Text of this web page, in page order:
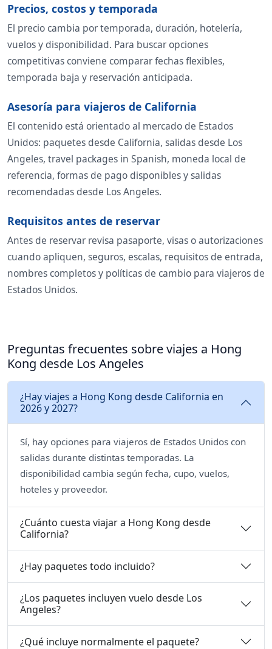
Precios, costos y temporada
El precio cambia por temporada, duración, hotelería,
vuelos y disponibilidad. Para buscar opciones
competitivas conviene comparar fechas flexibles,
temporada baja y reservación anticipada.
Asesoría para viajeros de California
El contenido está orientado al mercado de Estados
Unidos: paquetes desde California, salidas desde Los
Angeles, travel packages in Spanish, moneda local de
referencia, formas de pago disponibles y salidas
recomendadas desde Los Angeles.
Requisitos antes de reservar
Antes de reservar revisa pasaporte, visas o autorizaciones
cuando apliquen, seguros, escalas, requisitos de entrada,
nombres completos y políticas de cambio para viajeros de
Estados Unidos.
Preguntas frecuentes sobre viajes a Hong
Kong desde Los Angeles
¿Hay viajes a Hong Kong desde California en
2026 y 2027?
Sí, hay opciones para viajeros de Estados Unidos con
salidas durante distintas temporadas. La
disponibilidad cambia según fecha, cupo, vuelos,
hoteles y proveedor.
¿Cuánto cuesta viajar a Hong Kong desde
California?
¿Hay paquetes todo incluido?
¿Los paquetes incluyen vuelo desde Los
Angeles?
¿Qué incluye normalmente el paquete?